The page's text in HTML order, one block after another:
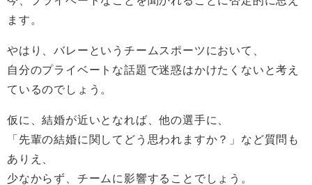
ます。
やはり、バレーというチームスポーツにおいて、
自分のプライベートな話題で迷惑はかけたくないと考え
ているのでしょう。
仮に、結婚が近いとなれば、他の選手に、
「先輩の結婚に関してどう思われますか？」など質問も
ありえ、
少なからず、チームに影響することでしょう。